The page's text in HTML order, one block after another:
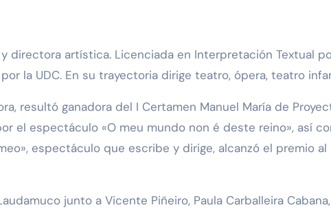
directora artística. Licenciada en Interpretación Textual
la UDC. En su trayectoria dirige teatro, ópera, teatro
resultó ganadora del I Certamen Manuel María de
el espectáculo «O meu mundo non é deste reino», así
espectáculo que escribe y dirige, alcanzó el premio
junto a Vicente Piñeiro, Paula Carballeira